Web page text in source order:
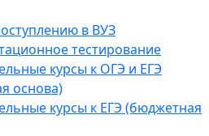
в ВУЗ
тестирование
курсы к ОГЭ и ЕГЭ
основа)
курсы к ЕГЭ (бюджетная